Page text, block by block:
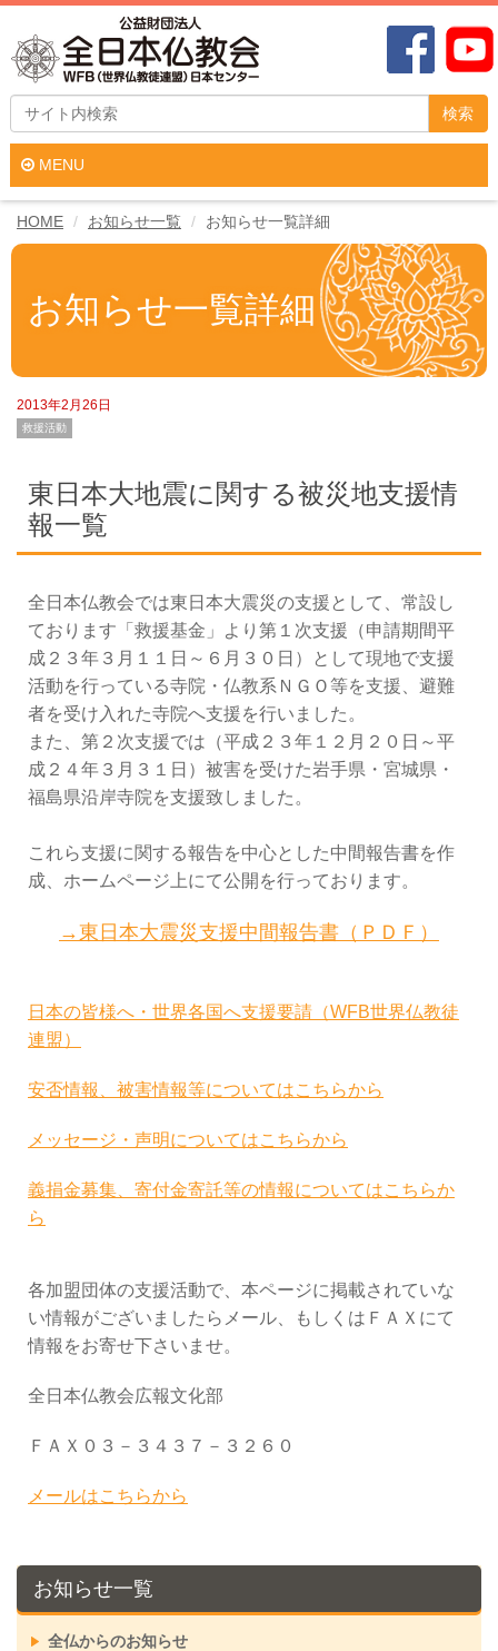
検索
MENU
HOME お知らせ一覧 お知らせ一覧詳細
お知らせ一覧詳細
2013年2月26日
救援活動
東日本大地震に関する被災地支援情
報一覧
全日本仏教会では東日本大震災の支援として、常設し
ております「救援基金」より第１次支援（申請期間平
成２３年３月１１日～６月３０日）として現地で支援
活動を行っている寺院・仏教系ＮＧＯ等を支援、避難
者を受け入れた寺院へ支援を行いました。
また、第２次支援では（平成２３年１２月２０日～平
成２４年３月３１日）被害を受けた岩手県・宮城県・
福島県沿岸寺院を支援致しました。
これら支援に関する報告を中心とした中間報告書を作
成、ホームページ上にて公開を行っております。
→東日本大震災支援中間報告書（ＰＤＦ）
日本の皆様へ・世界各国へ支援要請（WFB世界仏教徒
連盟）
安否情報、被害情報等についてはこちらから
メッセージ・声明についてはこちらから
義捐金募集、寄付金寄託等の情報についてはこちらか
ら
各加盟団体の支援活動で、本ページに掲載されていな
い情報がございましたらメール、もしくはＦＡＸにて
情報をお寄せ下さいませ。
全日本仏教会広報文化部
ＦＡＸ０３－３４３７－３２６０
メールはこちらから
お知らせ一覧
全仏からのお知らせ